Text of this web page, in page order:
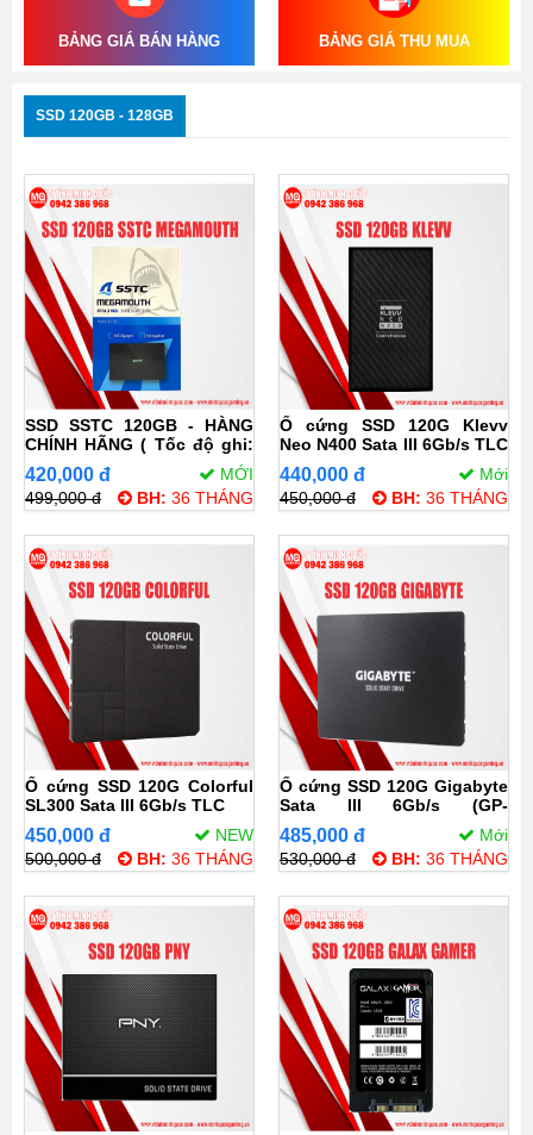
BẢNG GIÁ BÁN HÀNG BẢNG GIÁ THU MUA
SSD 120GB - 128GB
SSD SSTC 120GB - HÀNG
CHÍNH HÃNG ( Tốc độ ghi:
520 MB/s - Tốc độ đọc: 490
MB/s)
420,000 đ
MỚI
499,000 đ
BH: 36 THÁNG
Ổ cứng SSD 120G Klevv
Neo N400 Sata III 6Gb/s TLC
(K120GSSDS3-N40)
440,000 đ
Mới
450,000 đ
BH: 36 THÁNG
Ổ cứng SSD 120G Colorful
SL300 Sata III 6Gb/s TLC
450,000 đ
NEW
500,000 đ
BH: 36 THÁNG
Ổ cứng SSD 120G Gigabyte
Sata III 6Gb/s (GP-
GSTFS31120GNTD)
485,000 đ
Mới
530,000 đ
BH: 36 THÁNG